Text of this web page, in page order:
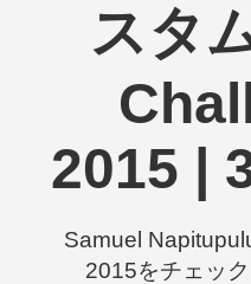
スタ
2015 |
Samuel
2015をチェッ